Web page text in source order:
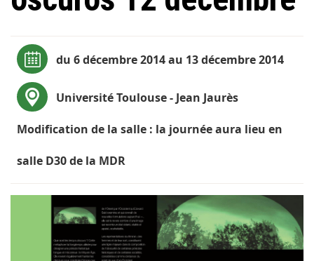
du 6 décembre 2014 au 13 décembre 2014
Université Toulouse - Jean Jaurès
Modification de la salle : la journée aura lieu en
salle D30de la MDR